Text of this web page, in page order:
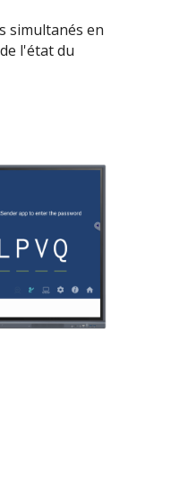
simultanés en
l'état du